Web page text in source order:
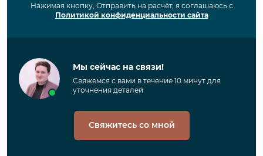
Нажимая кнопку, Отправить на расчёт, я соглашаюсь с
Политикой конфиденциальности сайта
Мы сейчас на связи!
Свяжемся с вами в течение 10 минут для
уточнения деталей
Свяжитесь со мной